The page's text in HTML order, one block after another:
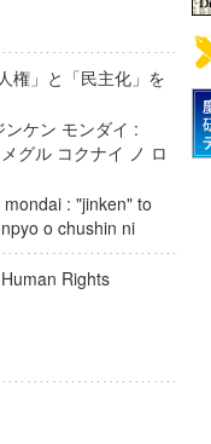
権」と「民主化」を
ケン モンダイ :
グル コクナイ ノ ロ
: "jinken" to
o chushin ni
Rights